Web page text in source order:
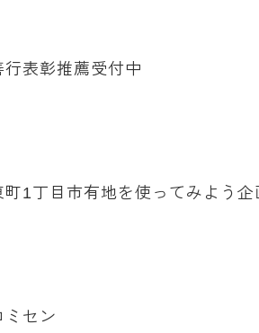
表彰推薦受付中
1丁目市有地を使ってみよう
セン